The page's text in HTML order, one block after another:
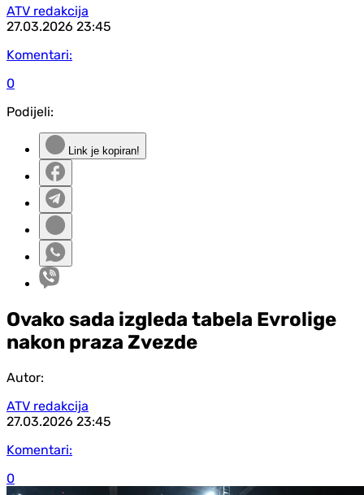
ATV redakcija
27.03.2026 23:45
Komentari:
0
Podijeli:
Link je kopiran!
Ovako sada izgleda tabela Evrolige
nakon praza Zvezde
Autor:
ATV redakcija
27.03.2026 23:45
Komentari:
0